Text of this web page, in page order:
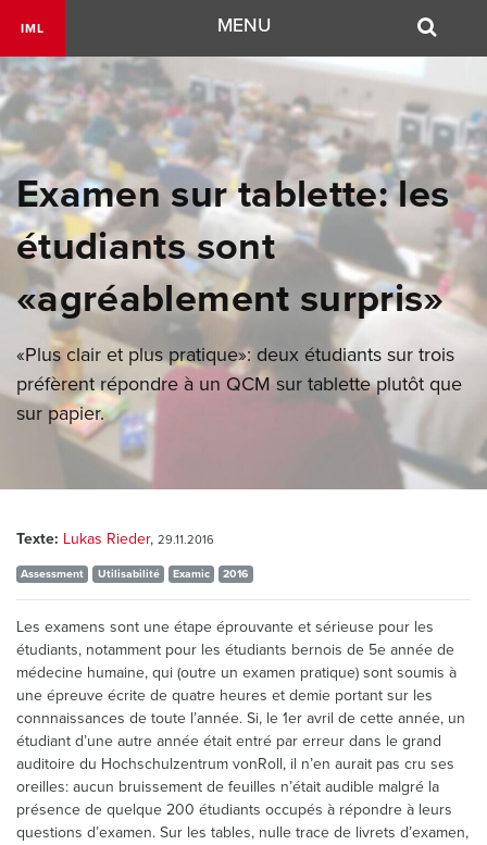
Navigation
IML MENU
Examen sur tablette: les
étudiants sont
«agréablement surpris»
«Plus clair et plus pratique»: deux étudiants sur trois
préfèrent répondre à un QCM sur tablette plutôt que
sur papier.
Texte: Lukas Rieder, 29.11.2016
Assessment Utilisabilité Examic 2016
Les examens sont une étape éprouvante et sérieuse pour les
étudiants, notamment pour les étudiants bernois de 5e année de
médecine humaine, qui (outre un examen pratique) sont soumis à
une épreuve écrite de quatre heures et demie portant sur les
connnaissances de toute l’année. Si, le 1er avril de cette année, un
étudiant d’une autre année était entré par erreur dans le grand
auditoire du Hochschulzentrum vonRoll, il n’en aurait pas cru ses
oreilles: aucun bruissement de feuilles n’était audible malgré la
présence de quelque 200 étudiants occupés à répondre à leurs
questions d’examen. Sur les tables, nulle trace de livrets d’examen,